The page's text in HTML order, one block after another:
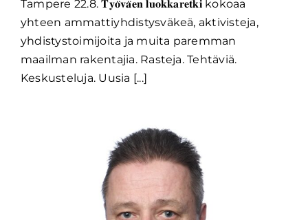
Tampere 22.8. 𝐓𝐲𝐨̈𝐯𝐚̈𝐞𝐧 𝐥𝐮𝐨𝐤𝐤𝐚𝐫𝐞𝐭𝐤𝐢 kokoaa
yhteen ammattiyhdistysväkeä, aktivisteja,
yhdistystoimijoita ja muita paremman
maailman rakentajia. Rasteja. Tehtäviä.
Keskusteluja. Uusia [...]